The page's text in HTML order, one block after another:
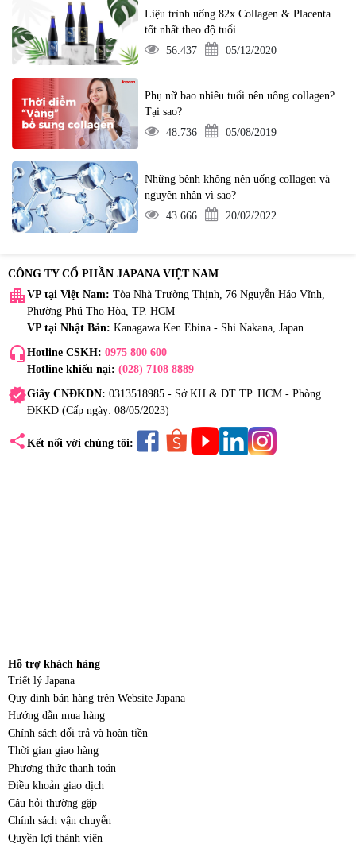
Liệu trình uống 82x Collagen & Placenta
tốt nhất theo độ tuổi
56.437
05/12/2020
Phụ nữ bao nhiêu tuổi nên uống collagen?
Tại sao?
48.736
05/08/2019
Những bệnh không nên uống collagen và
nguyên nhân vì sao?
43.666
20/02/2022
CÔNG TY CỔ PHẦN JAPANA VIỆT NAM
apartment VP tại Việt Nam: Tòa Nhà Trường Thịnh, 76 Nguyễn Háo Vĩnh,
Phường Phú Thọ Hòa, TP. HCM
VP tại Nhật Bản: Kanagawa Ken Ebina - Shi Nakana, Japan
headset_mic Hotline CSKH: 0975 800 600
Hotline khiếu nại: (028) 7108 8889
verifiedGiấy CNĐKDN: 0313518985 - Sở KH & ĐT TP. HCM - Phòng
ĐKKD (Cấp ngày: 08/05/2023)
share Kết nối với chúng tôi:
Hỗ trợ khách hàng
Triết lý Japana
Quy định bán hàng trên Website Japana
Hướng dẫn mua hàng
Chính sách đổi trả và hoàn tiền
Thời gian giao hàng
Phương thức thanh toán
Điều khoản giao dịch
Câu hỏi thường gặp
Chính sách vận chuyển
Quyền lợi thành viên